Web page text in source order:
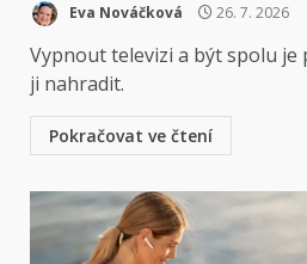
Eva Nováčková 26. 7. 2026
Vypnout televizi a být spolu je
ji nahradit.
Pokračovat ve čtení